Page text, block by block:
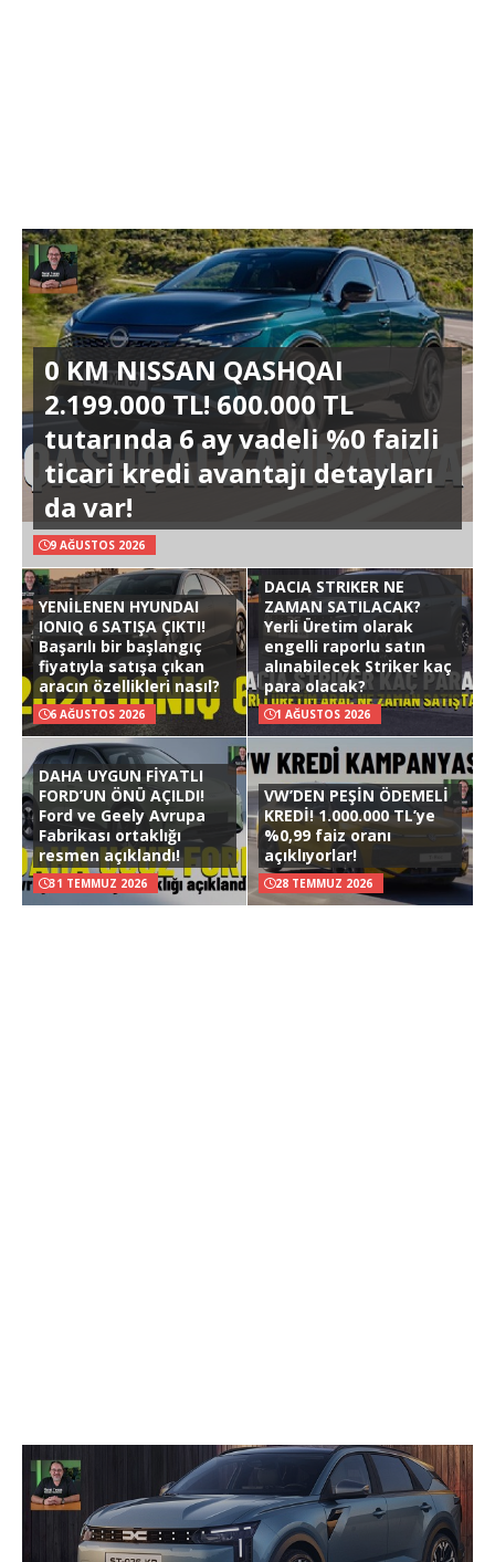
0 KM NISSAN QASHQAI
2.199.000 TL! 600.000 TL
tutarında 6 ay vadeli %0 faizli
ticari kredi avantajı detayları
da var!
9 AĞUSTOS 2026
YENİLENEN HYUNDAI
IONIQ 6 SATIŞA ÇIKTI!
Başarılı bir başlangıç
fiyatıyla satışa çıkan
aracın özellikleri nasıl?
6 AĞUSTOS 2026
DACIA STRIKER NE
ZAMAN SATILACAK?
Yerli Üretim olarak
engelli raporlu satın
alınabilecek Striker kaç
para olacak?
1 AĞUSTOS 2026
DAHA UYGUN FİYATLI
FORD’UN ÖNÜ AÇILDI!
Ford ve Geely Avrupa
Fabrikası ortaklığı
resmen açıklandı!
31 TEMMUZ 2026
VW’DEN PEŞİN ÖDEMELİ
KREDİ! 1.000.000 TL’ye
%0,99 faiz oranı
açıklıyorlar!
28 TEMMUZ 2026